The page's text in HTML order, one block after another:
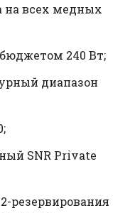
на всех медных
240 Вт;
диапазон
SNR Private
резервирования